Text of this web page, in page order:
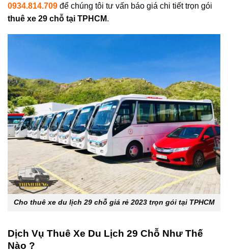
0934.814.709 để chúng tôi tư vấn báo giá chi tiết trọn gói
thuê xe 29 chỗ tại TPHCM.
Cho thuê xe du lịch 29 chỗ giá rẻ 2023 trọn gói tại TPHCM
Dịch Vụ Thuê Xe Du Lịch 29 Chỗ Như Thế
Nào ?